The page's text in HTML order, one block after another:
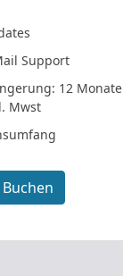
Support
12 Monate
Mwst
Buchen